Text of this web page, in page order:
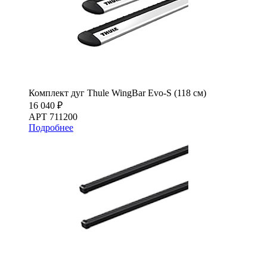
Комплект дуг Thule WingBar Evo-S (118 см)
16 040 ₽
АРТ 711200
Подробнее